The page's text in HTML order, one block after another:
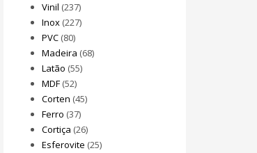
Vinil (237)
Inox(227)
PVC(80)
Madeira (68)
Latão (55)
MDF(52)
Corten (45)
Ferro (37)
Cortiça (26)
Esferovite (25)